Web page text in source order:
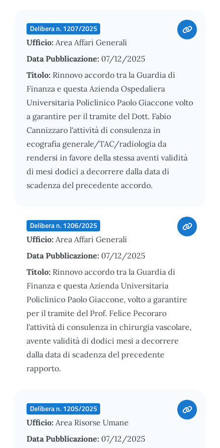
Delibera n. 1207/2025
Ufficio: Area Affari Generali
Data Pubblicazione: 07/12/2025
Titolo: Rinnovo accordo tra la Guardia di
Finanza e questa Azienda Ospedaliera
Universitaria Policlinico Paolo Giaccone volto
a garantire per il tramite del Dott. Fabio
Cannizzaro l'attività di consulenza in
ecografia generale/TAC/radiologia da
rendersi in favore della stessa aventi validità
di mesi dodici a decorrere dalla data di
scadenza del precedente accordo.
Delibera n. 1206/2025
Ufficio: Area Affari Generali
Data Pubblicazione: 07/12/2025
Titolo: Rinnovo accordo tra la Guardia di
Finanza e questa Azienda Universitaria
Policlinico Paolo Giaccone, volto a garantire
per il tramite del Prof. Felice Pecoraro
l'attività di consulenza in chirurgia vascolare,
avente validità di dodici mesi a decorrere
dalla data di scadenza del precedente
rapporto.
Delibera n. 1205/2025
Ufficio: Area Risorse Umane
Data Pubblicazione: 07/12/2025